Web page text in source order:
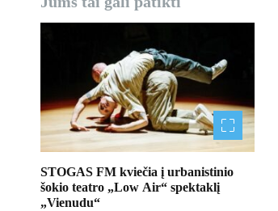
i
c
i
a
STOGAS FM kviečia į urbanistinio
šokio teatro „Low Air“ spektaklį
„Vienudu“